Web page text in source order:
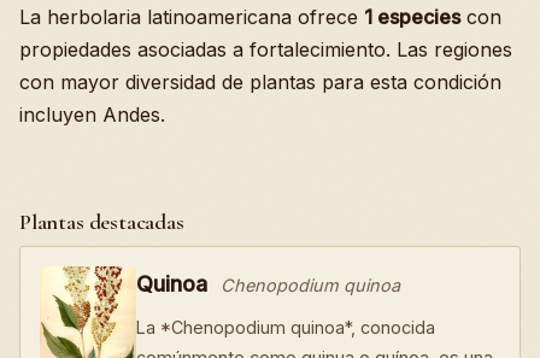
La herbolaria latinoamericana ofrece 1 especiescon
propiedades asociadas a fortalecimiento. Las regiones
con mayor diversidad de plantas para esta condición
incluyen Andes.
Plantas destacadas
Quinoa Chenopodium quinoa
La *Chenopodium quinoa*, conocida